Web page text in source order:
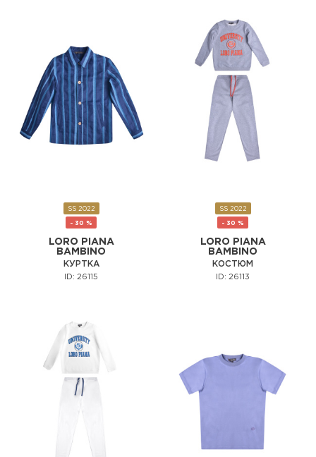
SS 2022
- 30 %
LORO PIANA
BAMBINO
КУРТКА
ID: 26115
SS 2022
- 30 %
LORO PIANA
BAMBINO
КОСТЮМ
ID: 26113